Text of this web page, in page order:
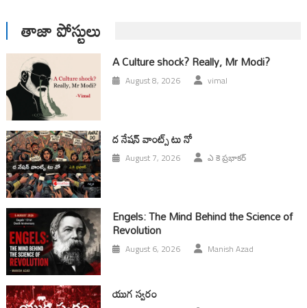
తాజా పోస్టులు
A Culture shock? Really, Mr Modi?
August 8, 2026 vimal
ద నేషన్ వాంట్స్ టు నో
August 7, 2026 ఎ కె ప్రభాకర్
Engels: The Mind Behind the Science of
Revolution
August 6, 2026 Manish Azad
యుగ స్వ‌రం